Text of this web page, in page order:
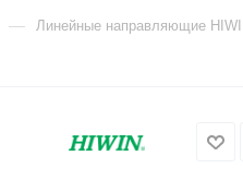
— Линейные направляющие